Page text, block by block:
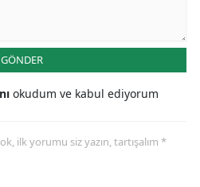
GÖNDER
okudum ve kabul ediyorum
ilk yorumu siz yazın, tartışalım *